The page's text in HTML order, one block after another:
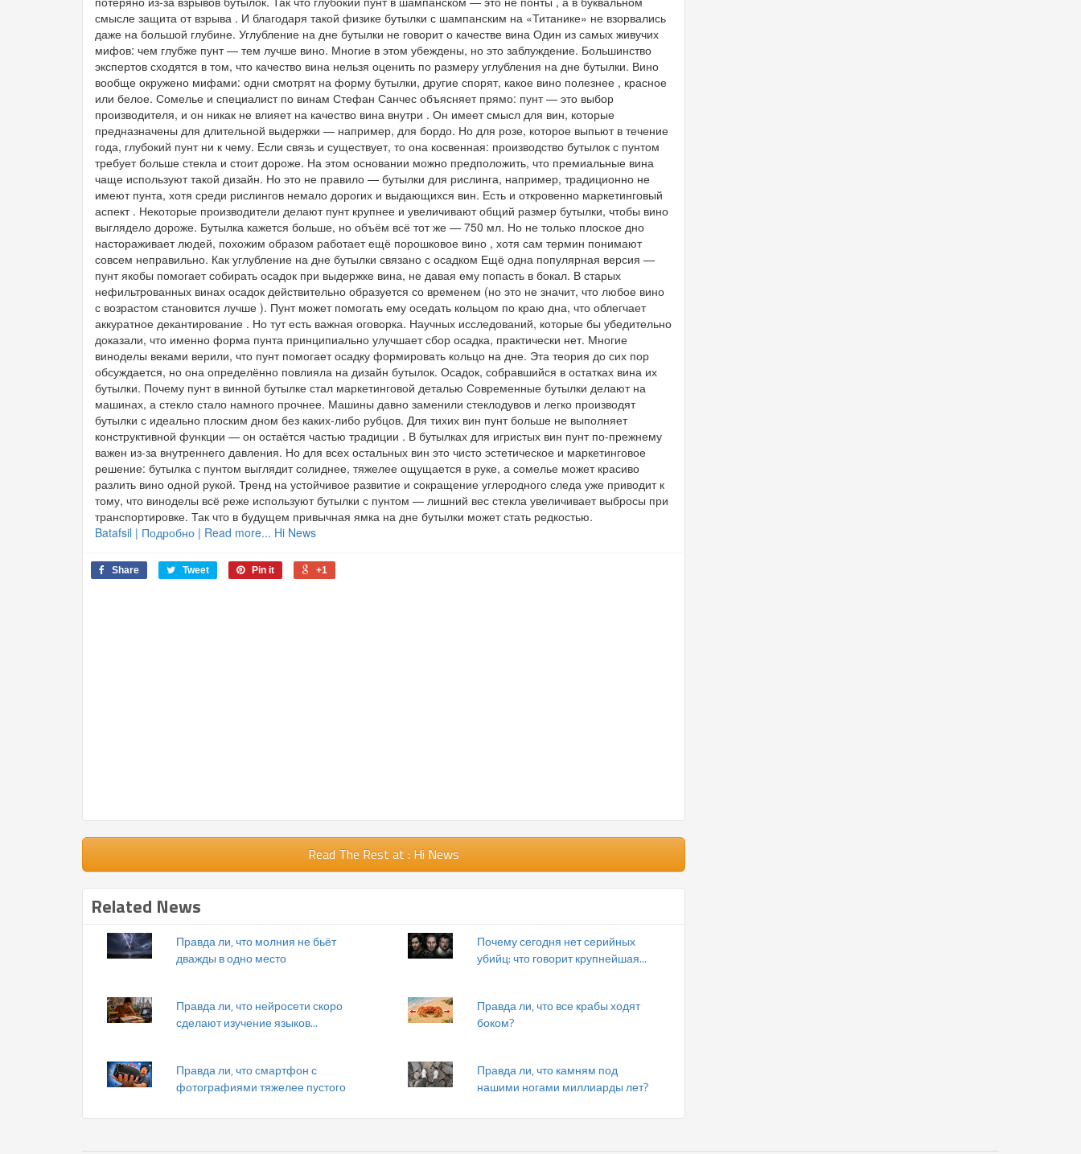
смысле защита от взрыва . И благодаря такой физике бутылки с шампанским на «Титанике» не взорвались
даже на большой глубине. Углубление на дне бутылки не говорит о качестве вина Один из самых живучих
мифов: чем глубже пунт — тем лучше вино. Многие в этом убеждены, но это заблуждение. Большинство
экспертов сходятся в том, что качество вина нельзя оценить по размеру углубления на дне бутылки. Вино
вообще окружено мифами: одни смотрят на форму бутылки, другие спорят, какое вино полезнее , красное
или белое. Сомелье и специалист по винам Стефан Санчес объясняет прямо: пунт — это выбор
производителя, и он никак не влияет на качество вина внутри . Он имеет смысл для вин, которые
предназначены для длительной выдержки — например, для бордо. Но для розе, которое выпьют в течение
года, глубокий пунт ни к чему. Если связь и существует, то она косвенная: производство бутылок с пунтом
требует больше стекла и стоит дороже. На этом основании можно предположить, что премиальные вина
чаще используют такой дизайн. Но это не правило — бутылки для рислинга, например, традиционно не
имеют пунта, хотя среди рислингов немало дорогих и выдающихся вин. Есть и откровенно маркетинговый
аспект . Некоторые производители делают пунт крупнее и увеличивают общий размер бутылки, чтобы вино
выглядело дороже. Бутылка кажется больше, но объём всё тот же — 750 мл. Но не только плоское дно
настораживает людей, похожим образом работает ещё порошковое вино , хотя сам термин понимают
совсем неправильно. Как углубление на дне бутылки связано с осадком Ещё одна популярная версия —
пунт якобы помогает собирать осадок при выдержке вина, не давая ему попасть в бокал. В старых
нефильтрованных винах осадок действительно образуется со временем (но это не значит, что любое вино
с возрастом становится лучше ). Пунт может помогать ему оседать кольцом по краю дна, что облегчает
аккуратное декантирование . Но тут есть важная оговорка. Научных исследований, которые бы убедительно
доказали, что именно форма пунта принципиально улучшает сбор осадка, практически нет. Многие
виноделы веками верили, что пунт помогает осадку формировать кольцо на дне. Эта теория до сих пор
обсуждается, но она определённо повлияла на дизайн бутылок. Осадок, собравшийся в остатках вина их
бутылки. Почему пунт в винной бутылке стал маркетинговой деталью Современные бутылки делают на
машинах, а стекло стало намного прочнее. Машины давно заменили стеклодувов и легко производят
бутылки с идеально плоским дном без каких-либо рубцов. Для тихих вин пунт больше не выполняет
конструктивной функции — он остаётся частью традиции . В бутылках для игристых вин пунт по-прежнему
важен из-за внутреннего давления. Но для всех остальных вин это чисто эстетическое и маркетинговое
решение: бутылка с пунтом выглядит солиднее, тяжелее ощущается в руке, а сомелье может красиво
разлить вино одной рукой. Тренд на устойчивое развитие и сокращение углеродного следа уже приводит к
тому, что виноделы всё реже используют бутылки с пунтом — лишний вес стекла увеличивает выбросы при
транспортировке. Так что в будущем привычная ямка на дне бутылки может стать редкостью.
Batafsil | Подробно | Read more... Hi News
Share Tweet Pin it +1
Read The Rest at : Hi News
Related News
Правда ли, что молния не бьёт
дважды в одно место
Почему сегодня нет серийных
убийц: что говорит крупнейшая...
Правда ли, что нейросети скоро
сделают изучение языков...
Правда ли, что все крабы ходят
боком?
Правда ли, что смартфон с
фотографиями тяжелее пустого
Правда ли, что камням под
нашими ногами миллиарды лет?